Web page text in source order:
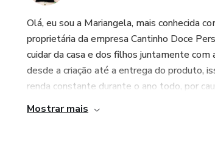
Olá, eu sou a Mariangela, mais conhecida
proprietária da empresa Cantinho Doce
cuidar da casa e dos filhos juntamente com
desde a criação até a entrega do produto,
renda constante durante o ano todo, por
Mostrar mais